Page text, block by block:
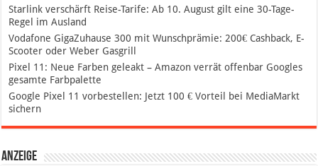
Starlink verschärft Reise-Tarife: Ab 10. August gilt eine 30-Tage-
Regel im Ausland
Vodafone GigaZuhause 300 mit Wunschprämie: 200€ Cashback, E-
Scooter oder Weber Gasgrill
Pixel 11: Neue Farben geleakt – Amazon verrät offenbar Googles
gesamte Farbpalette
Google Pixel 11 vorbestellen: Jetzt 100 € Vorteil bei MediaMarkt
sichern
Anzeige